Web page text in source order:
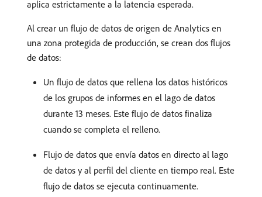
aplica estrictamente a la latencia esperada.
Al crear un flujo de datos de origen de Analytics en
una zona protegida de producción, se crean dos flujos
de datos:
Un flujo de datos que rellena los datos históricos
de los grupos de informes en el lago de datos
durante 13 meses. Este flujo de datos finaliza
cuando se completa el relleno.
Flujo de datos que envía datos en directo al lago
de datos y al perfil del cliente en tiempo real. Este
flujo de datos se ejecuta continuamente.